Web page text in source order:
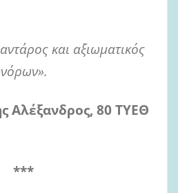
και αξιωματικός
Αλέξανδρος, 80 ΤΥΕΘ
***